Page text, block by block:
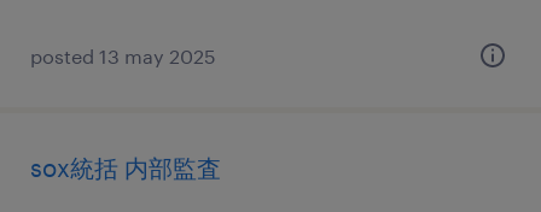
posted 13 may 2025
sox統括 内部監査